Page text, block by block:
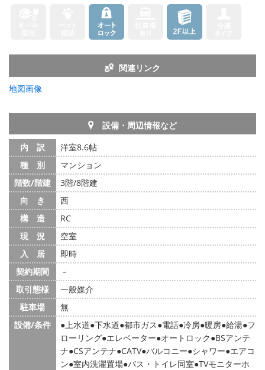
関連リンク
地図画像
設備・周辺情報など
内 訳
洋室8.6帖
種 別
マンション
階数/階建
3階/8階建
向 き
西
構 造
RC
現 況
空室
入 居
即時
契約期間
－
取引態様
一般媒介
駐車場
無
設備/条件
上水道 下水道 都市ガス 電話 冷房 暖房 給湯 フ
ローリング エレベーター オートロック BSアンテ
ナ CSアンテナ CATV バルコニー シャワー エアコ
ン 室内洗濯置場 バス・トイレ同室 TVモニターホ